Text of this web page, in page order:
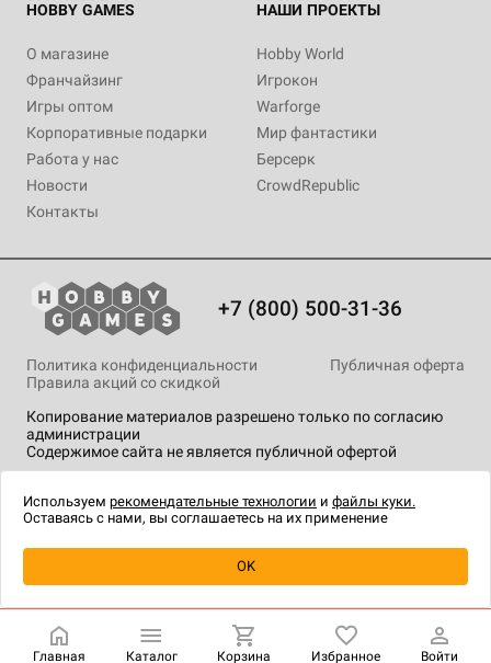
Уведомить о наличии
HOBBY GAMES
О магазине
Франчайзинг
Игры оптом
Корпоративные подарки
Работа у нас
Новости
Контакты
НАШИ ПРОЕКТЫ
Hobby World
Игрокон
Warforge
Мир фантастики
Берсерк
CrowdRepublic
+7 (800) 500-31-36
Копирование материалов разрешено только по согласию
администрации
Содержимое сайта не является публичной офертой
Политика конфиденциальности
Публичная оферта
Правила акций со скидкой
технологии.
Главная Каталог Корзина Избранное Войти
Используем рекомендательные технологии и файлы куки.
Оставаясь с нами, вы соглашаетесь на их применение
OK